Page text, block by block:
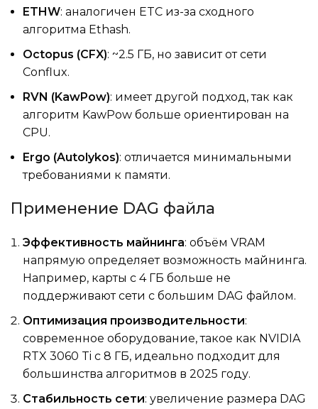
ETHW: аналогичен ETC из-за сходного
алгоритма Ethash.
Octopus (CFX): ~2.5 ГБ, но зависит от сети
Conflux.
RVN (KawPow): имеет другой подход, так как
алгоритм KawPow больше ориентирован на
CPU.
Ergo (Autolykos): отличается минимальными
требованиями к памяти.
Применение DAG файла
Эффективность майнинга: объём VRAM
напрямую определяет возможность майнинга.
Например, карты с 4 ГБ больше не
поддерживают сети с большим DAG файлом.
Оптимизация производительности:
современное оборудование, такое как NVIDIA
RTX 3060 Ti с 8 ГБ, идеально подходит для
большинства алгоритмов в 2025 году.
Стабильность сети: увеличение размера DAG